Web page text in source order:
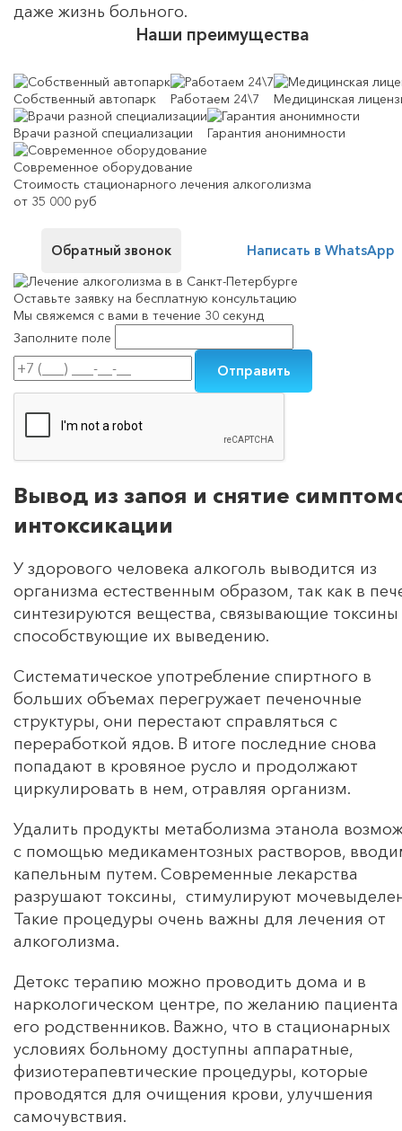
даже жизнь больного.
Наши преимущества
Собственный автопарк Работаем 24\7 Медицинская
Врачи разной специализации Гарантия анонимности
Современное оборудование
Стоимость стационарного лечения алкоголизма
от 35 000 руб
Обратный звонок Написать в WhatsApp
Оставьте заявку на бесплатную консультацию
Мы свяжемся с вами в течение 30 секунд
Заполните поле
Вывод из запоя и снятие
интоксикации
У здорового человека алкоголь выводится из
организма естественным образом, так как в
синтезируются вещества, связывающие
способствующие их выведению.
Систематическое употребление спиртного в
больших объемах перегружает печеночные
структуры, они перестают справляться с
переработкой ядов. В итоге последние снова
попадают в кровяное русло и продолжают
циркулировать в нем, отравляя организм.
Удалить продукты метаболизма этанола
с помощью медикаментозных растворов,
капельным путем. Современные лекарства
разрушают токсины, стимулируют
Такие процедуры очень важны для лечения от
алкоголизма.
Детокс терапию можно проводить дома и в
наркологическом центре, по желанию
его родственников. Важно, что в стационарных
условиях больному доступны аппаратные,
физиотерапевтические процедуры, которые
проводятся для очищения крови, улучшения
самочувствия.